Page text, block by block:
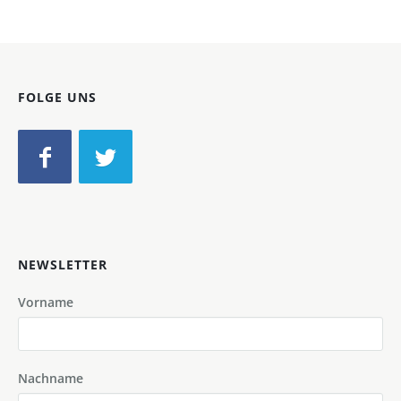
FOLGE UNS
NEWSLETTER
Vorname
Nachname